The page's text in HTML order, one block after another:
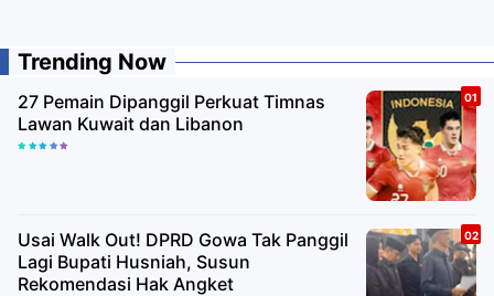
Trending Now
27 Pemain Dipanggil Perkuat Timnas
Lawan Kuwait dan Libanon
Usai Walk Out! DPRD Gowa Tak Panggil
Lagi Bupati Husniah, Susun
Rekomendasi Hak Angket